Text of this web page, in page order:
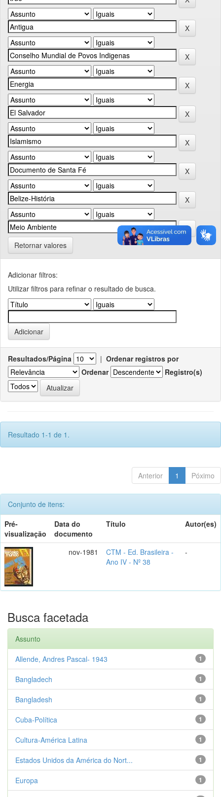
Retornar valores
Adicionar filtros:
Utilizar filtros para refinar o resultado de busca.
Resultados/Página | Ordenar registros por
Ordenar
Registro(s)
Resultado 1-1 de 1.
Anterior 1 Póximo
Conjunto de itens:
Pré-
visualização
Data do
documento
Título Autor(es)
nov-1981
CTM - Ed. Brasileira -
Ano IV - Nº 38
-
Busca facetada
Assunto
1
Allende, Andres Pascal- 1943
1
Bangladech
1
Bangladesh
1
Cuba-Política
1
Cultura-América Latina
1
Estados Unidos da América do Nort...
1
Europa